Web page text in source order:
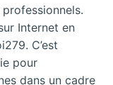
Internet en
C’est
pour
dans un cadre